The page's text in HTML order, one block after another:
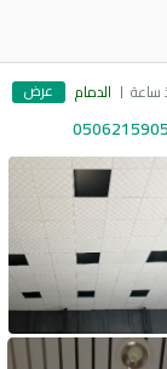
ساعة الدمام عرض